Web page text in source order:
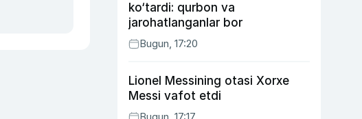
ko‘tardi: qurbon va
jarohatlanganlar bor
Bugun, 17:20
Lionel Messining otasi Xorxe
Messi vafot etdi